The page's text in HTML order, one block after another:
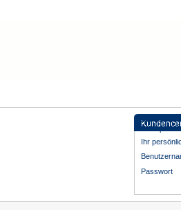
Mein VB
Kundenportal
Ihr
Passwort